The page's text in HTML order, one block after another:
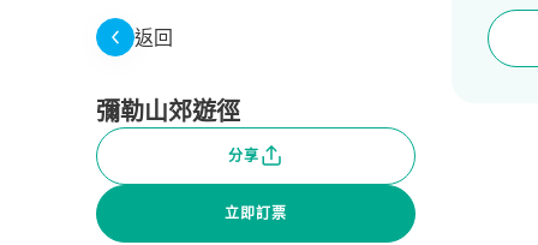
返回
彌勒山郊遊徑
分享
立即訂票